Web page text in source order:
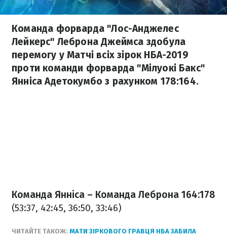
Команда форварда "Лос-Анджелес
Лейкерс" Леброна Джеймса здобула
перемогу у Матчі всіх зірок НБА-2019
проти команди форварда "Мілуокі Бакс"
Янніса Адетокумбо з рахунком 178:164.
Команда Янніса – Команда Леброна 164:178
(53:37, 42:45, 36:50, 33:46)
ЧИТАЙТЕ ТАКОЖ: МАТИ ЗІРКОВОГО ГРАВЦЯ НБА ЗАБИЛА